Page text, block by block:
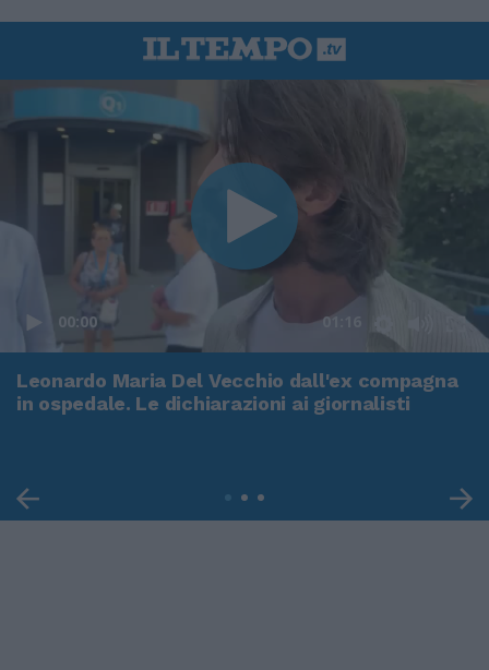
00:00 01:16
Leonardo Maria Del Vecchio dall'ex compagna
in ospedale. Le dichiarazioni ai giornalisti